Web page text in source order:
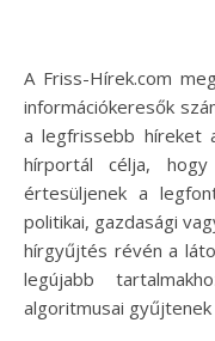
A Friss-Hírek.com megjelenése új lehetőségeket kínál az
információkeresők
a legfrissebb híreket
hírportál célja,
értesüljenek a
politikai, gazdasági
hírgyűjtés révén a
legújabb
algoritmusai gyűjtenek